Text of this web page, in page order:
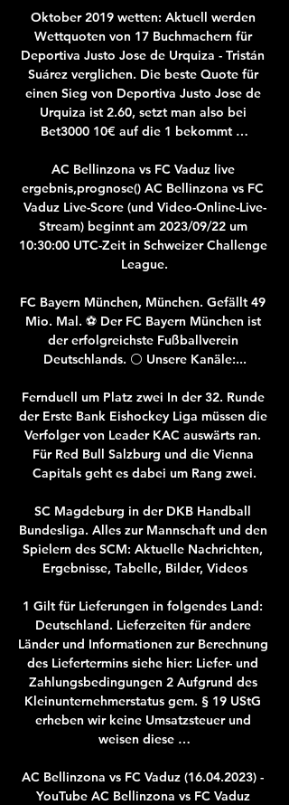
Oktober 2019 wetten: Aktuell werden
Wettquoten von 17 Buchmachern für
Deportiva Justo Jose de Urquiza - Tristán
Suárez verglichen. Die beste Quote für
einen Sieg von Deportiva Justo Jose de
Urquiza ist 2.60, setzt man also bei
Bet3000 10€ auf die 1 bekommt …
AC Bellinzona vs FC Vaduz live
ergebnis,prognose() AC Bellinzona vs FC
Vaduz Live-Score (und Video-Online-Live-
Stream) beginnt am 2023/09/22 um
10:30:00 UTC-Zeit in Schweizer Challenge
League.
FC Bayern München, München. Gefällt 49
Mio. Mal. ⚽ Der FC Bayern München ist
der erfolgreichste Fußballverein
Deutschlands. ⚪ Unsere Kanäle:...
Fernduell um Platz zwei In der 32. Runde
der Erste Bank Eishockey Liga müssen die
Verfolger von Leader KAC auswärts ran.
Für Red Bull Salzburg und die Vienna
Capitals geht es dabei um Rang zwei.
SC Magdeburg in der DKB Handball
Bundesliga. Alles zur Mannschaft und den
Spielern des SCM: Aktuelle Nachrichten,
Ergebnisse, Tabelle, Bilder, Videos
1 Gilt für Lieferungen in folgendes Land:
Deutschland. Lieferzeiten für andere
Länder und Informationen zur Berechnung
des Liefertermins siehe hier: Liefer- und
Zahlungsbedingungen 2 Aufgrund des
Kleinunternehmerstatus gem. § 19 UStG
erheben wir keine Umsatzsteuer und
weisen diese …
AC Bellinzona vs FC Vaduz (16.04.2023) -
YouTube AC Bellinzona vs FC Vaduz